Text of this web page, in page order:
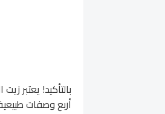
بالتأكيد! يعتبر
أربع وصفات